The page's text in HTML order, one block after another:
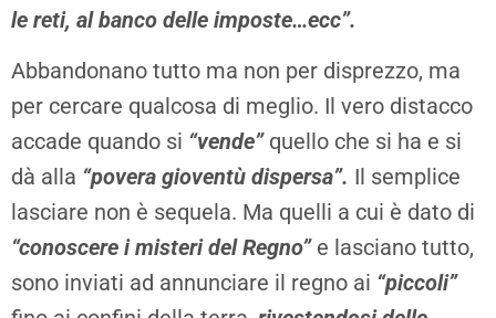
le reti, al banco delle imposte…ecc”.
Abbandonano tutto ma non per disprezzo, ma
per cercare qualcosa di meglio. Il vero distacco
accade quando si “vende”quello che si ha e si
dà alla “povera gioventù dispersa”. Il semplice
lasciare non è sequela. Ma quelli a cui è dato di
“conoscere i misteri del Regno” e lasciano tutto,
sono inviati ad annunciare il regno ai “piccoli”